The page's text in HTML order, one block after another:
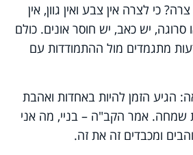
כי לצרה אין צבע ואין גוון, אין
יש כאב, יש חוסר אונים. כולם
מתגמדים מול ההתמודדות עם
הגיע הזמן להיות באחדות ואהבת
אמר הקב"ה – בניי, מה אני
ומכבדים זה את זה.